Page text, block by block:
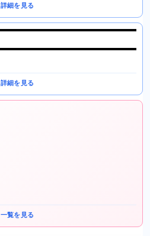
詳細を見る
詳細を見る
一覧を見る